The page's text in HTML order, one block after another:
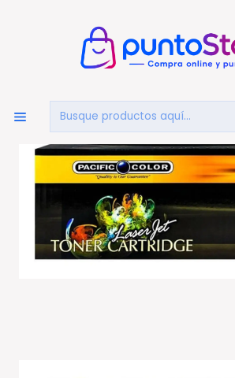
COMPUTACIÓN Impresoras
Toner Brother Tn-1060 Negro